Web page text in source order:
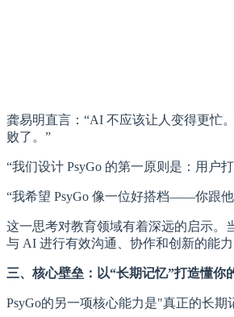
龚易明直言：“AI 不应该让人变得更忙
败了。”
“我们设计 PsyGo 的第一原则是：用户
“我希望 PsyGo 像一位好搭档——你跟
这一思考对教育领域有着深远的启示。
与 AI 进行有效沟通、协作和创新的能力
三、核心壁垒：以“长期记忆”打造懂你
PsyGo的另一项核心能力是"真正的长